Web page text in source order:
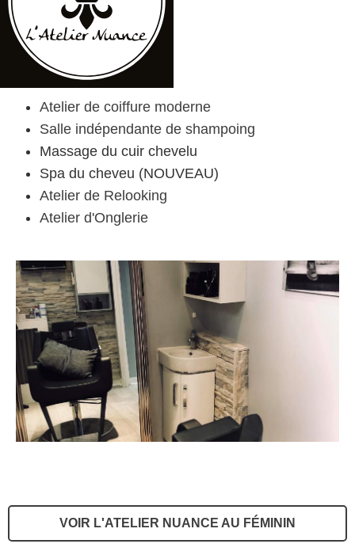
Atelier de coiffure moderne
Salle indépendante de shampoing
Massage du cuir chevelu
Spa du cheveu (NOUVEAU)
Atelier de Relooking
Atelier d'Onglerie
VOIR L'ATELIER NUANCE AU FÉMININ